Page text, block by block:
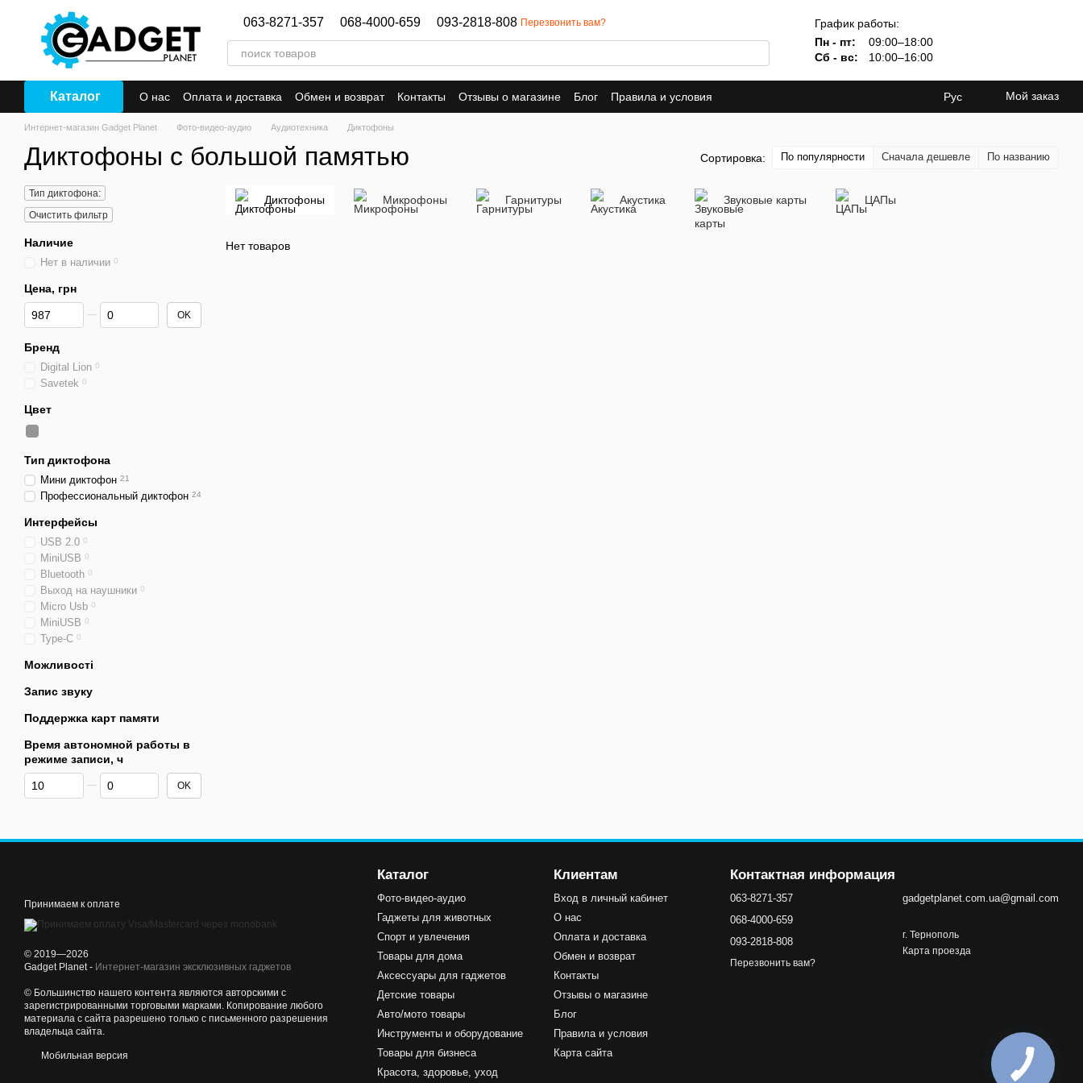
Перейти к основному контенту
063-8271-357 068-4000-659 093-2818-808 Перезвонить вам?
График работы:
Пн - пт:
09:00–18:00
Сб - вс:
10:00–16:00
Каталог О нас Оплата и доставка Обмен и возврат Контакты Отзывы о магазине Блог Правила и условия Рус Мой заказ
Интернет-магазин Gadget Planet Фото-видео-аудио Аудиотехника Диктофоны
Диктофоны с большой памятью Сортировка: По популярности Сначала дешевле По названию
Диктофоны Микрофоны Гарнитуры Акустика Звуковые карты ЦАПы
Нет товаров
Тип диктофона:
Очистить фильтр
Наличие
Нет в наличии 0
Цена, грн
От Цена, грн
До Цена, грн OK
Бренд
Digital Lion 0
Savetek 0
Цвет
Тип диктофона
Мини диктофон 21
Профессиональный диктофон 24
Интерфейсы
USB 2.0 0
MiniUSB 0
Bluetooth 0
Выход на наушники 0
Micro Usb 0
MiniUSB 0
Type-C 0
Можливості
Запис звуку
Поддержка карт памяти
Время автономной работы в
режиме записи, ч
От Время автономной работы в режиме записи, ч
До Время автономной работы в режиме записи, ч
OK
Принимаем к оплате
© 2019—2026
Gadget Planet - Интернет-магазин эксклюзивных гаджетов
© Большинство нашего контента являются авторскими с
зарегистрированными торговыми марками. Копирование любого
материала с сайта разрешено только с письменного разрешения
владельца сайта.
Мобильная версия
Каталог
Фото-видео-аудио
Гаджеты для животных
Спорт и увлечения
Товары для дома
Аксессуары для гаджетов
Детские товары
Авто/мото товары
Инструменты и оборудование
Товары для бизнеса
Красота, здоровье, уход
Клиентам
Вход в личный кабинет
О нас
Оплата и доставка
Обмен и возврат
Контакты
Отзывы о магазине
Блог
Правила и условия
Карта сайта
Контактная информация
063-8271-357
068-4000-659
093-2818-808
Перезвонить вам?
gadgetplanet.com.ua@gmail.com
г. Тернополь
Карта проезда